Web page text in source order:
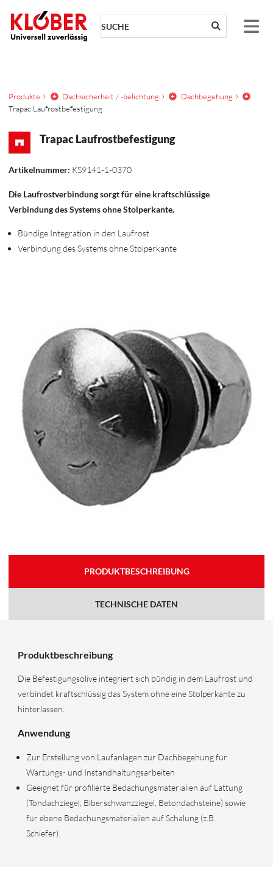
Produkte Dachsicherheit / -belichtung
Dachbegehung
Trapac Laufrostbefestigung
Trapac Laufrostbefestigung
Artikelnummer: KS9141-1-0370
Die Laufrostverbindung sorgt für eine kraftschlüssige
Verbindung des Systems ohne Stolperkante.
Bündige Integration in den Laufrost
Verbindung des Systems ohne Stolperkante
PRODUKTBESCHREIBUNG
TECHNISCHE DATEN
Produktbeschreibung
Die Befestigungsolive integriert sich bündig in dem Laufrost und
verbindet kraftschlüssig das System ohne eine Stolperkante zu
hinterlassen.
Anwendung
Zur Erstellung von Laufanlagen zur Dachbegehung für
Wartungs- und Instandhaltungsarbeiten
Geeignet für profilierte Bedachungsmaterialien auf Lattung
(Tondachziegel, Biberschwanzziegel, Betondachsteine) sowie
für ebene Bedachungsmaterialien auf Schalung (z.B.
Schiefer).